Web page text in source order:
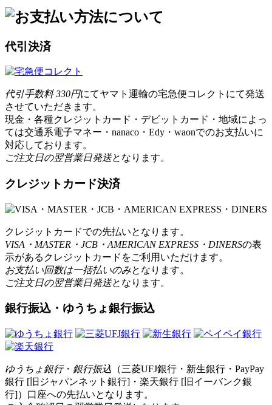
代引決済
代引手数料 330円にてヤマト運輸の宅急便コレクトにて発送
させていただきます。
現金・各種クレジットカード・デビットカード・地域によっ
ては交通系電子マネー・nanaco・Edy・waonでのお支払いに
対応しております。
ご注文日の翌営業日発送となります。
クレジットカード決済
クレジットカードでの先払いとなります。
VISA・MASTER・JCB・AMERICAN EXPRESS・DINERSの表
示があるクレジットカードをご利用いただけます。
お支払い回数は一括払いのみとなります。
ご注文日の翌営業日発送となります。
銀行振込・ゆうちょ銀行振込
ゆうちょ銀行・ 銀行振込 （三菱UFJ銀行・新生銀行・PayPay
銀行 [旧ジャパンネット銀行]・楽天銀行 [旧イーバンク銀
行]）口座への先払いとなります。